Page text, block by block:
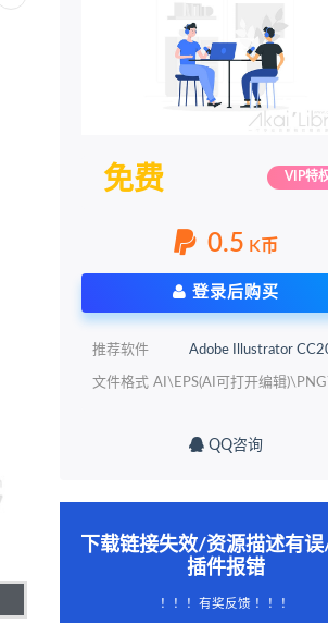
免费 VIP特
0.5 K币
登录后购买
推荐软件 Adobe Illustrator
文件格式 AI\EPS(AI可打开编辑
QQ咨询
下载链接失效/资源描述有
插件报错
！！！有奖反馈 ！！！